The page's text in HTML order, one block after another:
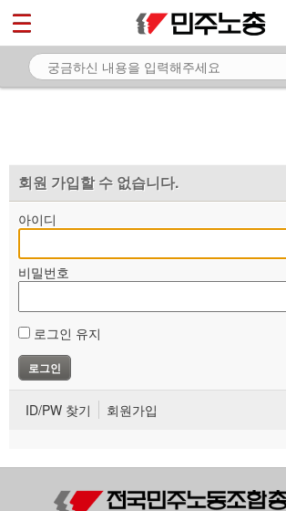
회원 가입할 수 없습니다.
아이디
비밀번호
로그인 유지
ID/PW 찾기 회원가입
마이페이지
소개
자료
부설기관